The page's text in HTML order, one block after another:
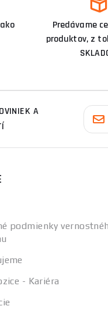
Predávame
produktov, z
A
podmienky
- Kariéra